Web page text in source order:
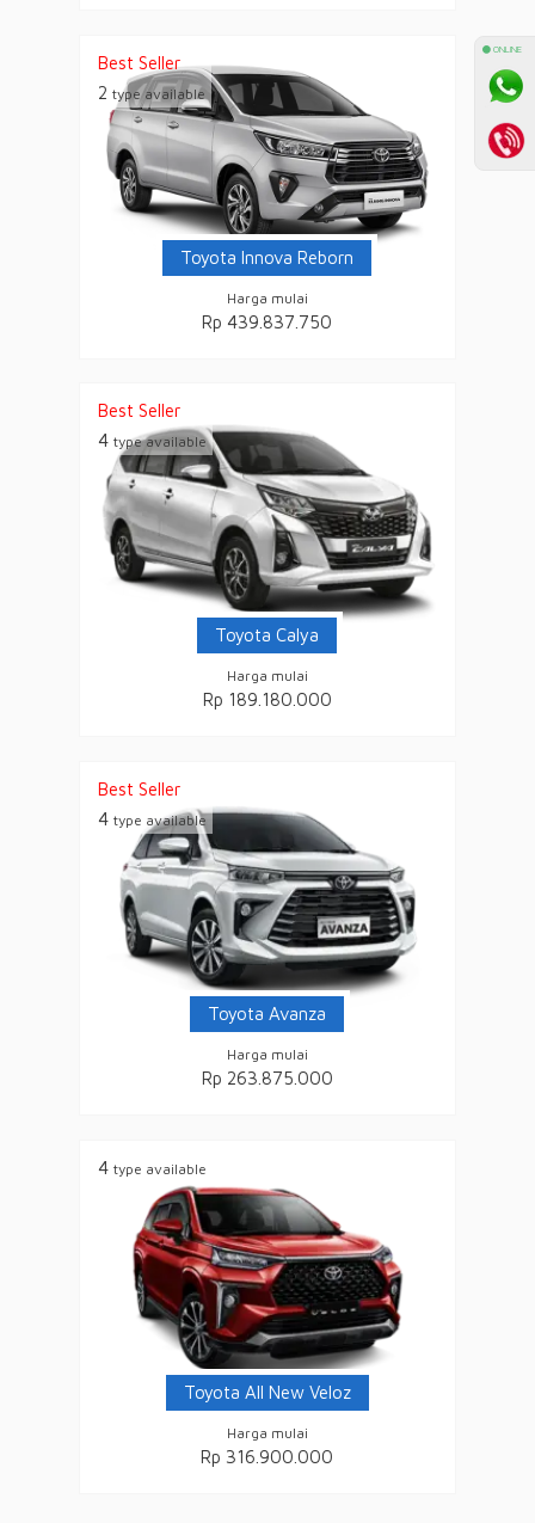
Best Seller
2 type available
Toyota Innova Reborn
Harga mulai
Rp 439.837.750
Best Seller
4 type available
Toyota Calya
Harga mulai
Rp 189.180.000
Best Seller
4 type available
Toyota Avanza
Harga mulai
Rp 263.875.000
4 type available
Toyota All New Veloz
Harga mulai
Rp 316.900.000
⚫ ONLINE